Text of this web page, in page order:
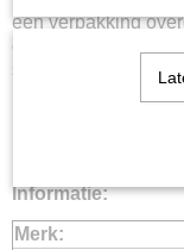
een verpakking
serieuze
Inhoud: Vertex 04
Informatie:
Merk: